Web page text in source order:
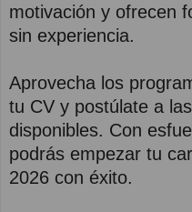
motivación y ofrecen
sin experiencia.
Aprovecha los
tu CV y postúlate a
disponibles. Con
podrás empezar tu
2026 con éxito.